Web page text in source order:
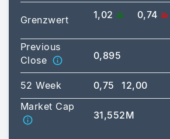
Grenzwert 1,02 0,74
Previous
Close
0,895
52 Week 0,75
12,00
Market Cap
31,552M